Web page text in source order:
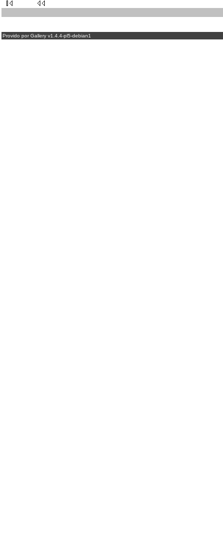
Provido por Gallery v1.4.4-pl5-debian1